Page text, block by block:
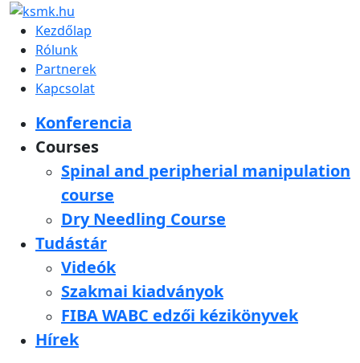
Kezdőlap
Rólunk
Partnerek
Kapcsolat
Konferencia
Courses
Spinal and peripherial manipulation
course
Dry Needling Course
Tudástár
Videók
Szakmai kiadványok
FIBA WABC edzői kézikönyvek
Hírek